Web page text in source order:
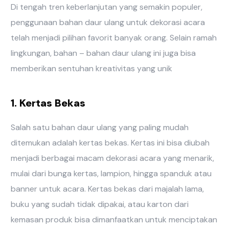
Di tengah tren keberlanjutan yang semakin populer,
penggunaan bahan daur ulang untuk dekorasi acara
telah menjadi pilihan favorit banyak orang. Selain ramah
lingkungan, bahan – bahan daur ulang ini juga bisa
memberikan sentuhan kreativitas yang unik
1. Kertas Bekas
Salah satu bahan daur ulang yang paling mudah
ditemukan adalah kertas bekas. Kertas ini bisa diubah
menjadi berbagai macam dekorasi acara yang menarik,
mulai dari bunga kertas, lampion, hingga spanduk atau
banner untuk acara. Kertas bekas dari majalah lama,
buku yang sudah tidak dipakai, atau karton dari
kemasan produk bisa dimanfaatkan untuk menciptakan